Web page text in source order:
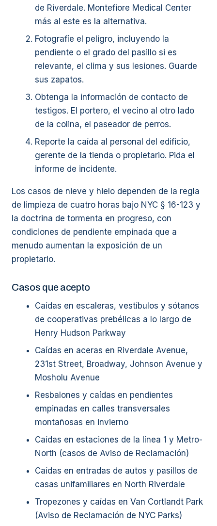
de Riverdale. Montefiore Medical Center
más al este es la alternativa.
Fotografíe el peligro, incluyendo la
pendiente o el grado del pasillo si es
relevante, el clima y sus lesiones. Guarde
sus zapatos.
Obtenga la información de contacto de
testigos. El portero, el vecino al otro lado
de la colina, el paseador de perros.
Reporte la caída al personal del edificio,
gerente de la tienda o propietario. Pida el
informe de incidente.
Los casos de nieve y hielo dependen de la regla
de limpieza de cuatro horas bajo NYC § 16-123 y
la doctrina de tormenta en progreso, con
condiciones de pendiente empinada que a
menudo aumentan la exposición de un
propietario.
Casos que acepto
Caídas en escaleras, vestíbulos y sótanos
de cooperativas prebélicas a lo largo de
Henry Hudson Parkway
Caídas en aceras en Riverdale Avenue,
231st Street, Broadway, Johnson Avenue y
Mosholu Avenue
Resbalones y caídas en pendientes
empinadas en calles transversales
montañosas en invierno
Caídas en estaciones de la línea 1 y Metro-
North (casos de Aviso de Reclamación)
Caídas en entradas de autos y pasillos de
casas unifamiliares en North Riverdale
Tropezones y caídas en Van Cortlandt Park
(Aviso de Reclamación de NYC Parks)